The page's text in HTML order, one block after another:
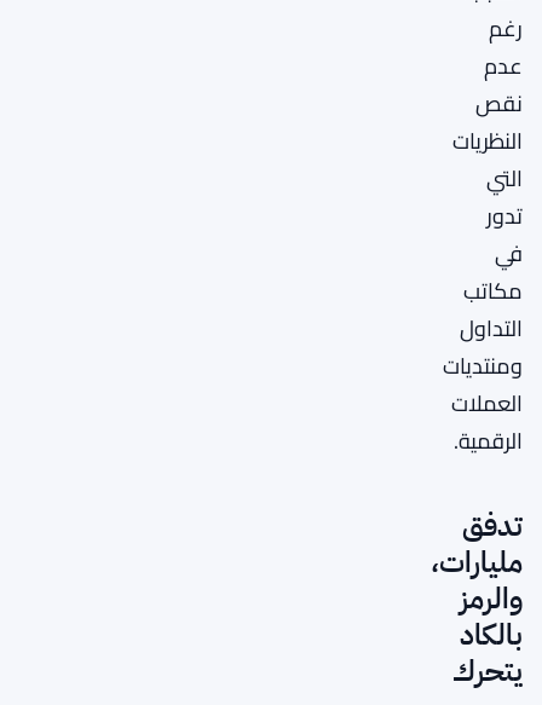
رغم
عدم
نقص
النظريات
التي
تدور
في
مكاتب
التداول
ومنتديات
العملات
الرقمية.
تدفق
مليارات،
والرمز
بالكاد
يتحرك